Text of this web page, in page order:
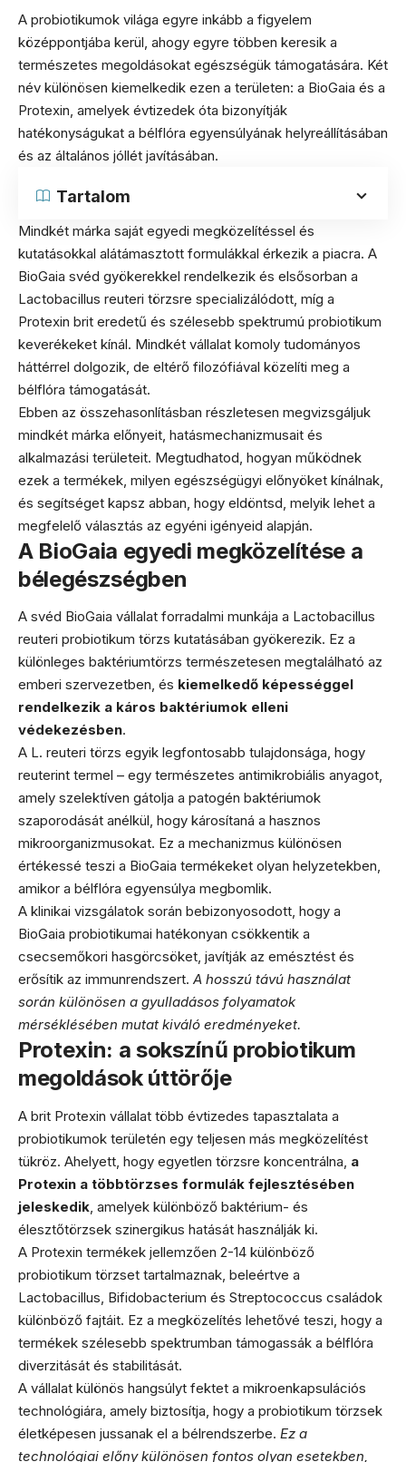
A probiotikumok világa egyre inkább a figyelem
középpontjába kerül, ahogy egyre többen keresik a
természetes megoldásokat egészségük támogatására. Két
név különösen kiemelkedik ezen a területen: a BioGaia és a
Protexin, amelyek évtizedek óta bizonyítják
hatékonyságukat a bélflóra egyensúlyának helyreállításában
és az általános jóllét javításában.
Tartalom
Mindkét márka saját egyedi megközelítéssel és
kutatásokkal alátámasztott formulákkal érkezik a piacra. A
BioGaia svéd gyökerekkel rendelkezik és elsősorban a
Lactobacillus reuteri törzsre specializálódott, míg a
Protexin brit eredetű és szélesebb spektrumú probiotikum
keverékeket kínál. Mindkét vállalat komoly tudományos
háttérrel dolgozik, de eltérő filozófiával közelíti meg a
bélflóra támogatását.
Ebben az összehasonlításban részletesen megvizsgáljuk
mindkét márka előnyeit, hatásmechanizmusait és
alkalmazási területeit. Megtudhatod, hogyan működnek
ezek a termékek, milyen egészségügyi előnyöket kínálnak,
és segítséget kapsz abban, hogy eldöntsd, melyik lehet a
megfelelő választás az egyéni igényeid alapján.
A BioGaia egyedi megközelítése a
bélegészségben
A svéd BioGaia vállalat forradalmi munkája a Lactobacillus
reuteri probiotikum törzs kutatásában gyökerezik. Ez a
különleges baktériumtörzs természetesen megtalálható az
emberi szervezetben, és kiemelkedő képességgel
rendelkezik a káros baktériumok elleni
védekezésben.
A L. reuteri törzs egyik legfontosabb tulajdonsága, hogy
reuterint termel – egy természetes antimikrobiális anyagot,
amely szelektíven gátolja a patogén baktériumok
szaporodását anélkül, hogy károsítaná a hasznos
mikroorganizmusokat. Ez a mechanizmus különösen
értékessé teszi a BioGaia termékeket olyan helyzetekben,
amikor a bélflóra egyensúlya megbomlik.
A klinikai vizsgálatok során bebizonyosodott, hogy a
BioGaia probiotikumai hatékonyan csökkentik a
csecsemőkori hasgörcsöket, javítják az emésztést és
erősítik az immunrendszert. A hosszú távú használat
során különösen a gyulladásos folyamatok
mérséklésében mutat kiváló eredményeket.
Protexin: a sokszínű probiotikum
megoldások úttörője
A brit Protexin vállalat több évtizedes tapasztalata a
probiotikumok területén egy teljesen más megközelítést
tükröz. Ahelyett, hogy egyetlen törzsre koncentrálna, a
Protexin a többtörzses formulák fejlesztésében
jeleskedik, amelyek különböző baktérium- és
élesztőtörzsek szinergikus hatását használják ki.
A Protexin termékek jellemzően 2-14 különböző
probiotikum törzset tartalmaznak, beleértve a
Lactobacillus, Bifidobacterium és Streptococcus családok
különböző fajtáit. Ez a megközelítés lehetővé teszi, hogy a
termékek szélesebb spektrumban támogassák a bélflóra
diverzitását és stabilitását.
A vállalat különös hangsúlyt fektet a mikroenkapsulációs
technológiára, amely biztosítja, hogy a probiotikum törzsek
életképesen jussanak el a bélrendszerbe. Ez a
technológiai előny különösen fontos olyan esetekben,